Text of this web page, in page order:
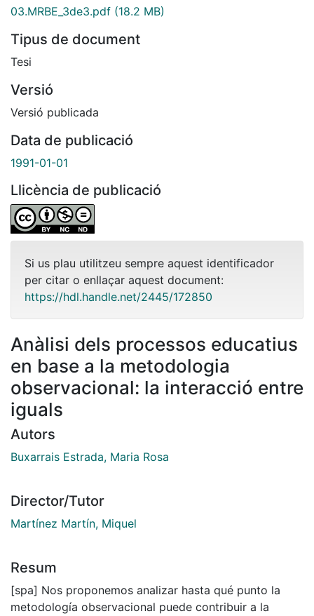
03.MRBE_3de3.pdf (18.2 MB)
Tipus de document
Tesi
Versió
Versió publicada
Data de publicació
1991-01-01
Llicència de publicació
Si us plau utilitzeu sempre aquest identificador
per citar o enllaçar aquest document:
https://hdl.handle.net/2445/172850
Anàlisi dels processos educatius
en base a la metodologia
observacional: la interacció entre
iguals
Autors
Buxarrais Estrada, Maria Rosa
Director/Tutor
Martínez Martín, Miquel
Resum
[spa] Nos proponemos analizar hasta qué punto la
metodología observacional puede contribuir a la